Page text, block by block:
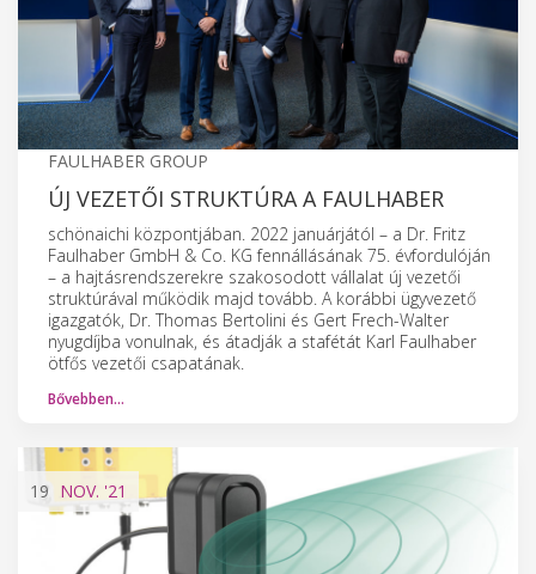
FAULHABER GROUP
ÚJ VEZETŐI STRUKTÚRA A FAULHABER
schönaichi központjában. 2022 januárjától – a Dr. Fritz
Faulhaber GmbH & Co. KG fennállásának 75. évfordulóján
– a hajtásrendszerekre szakosodott vállalat új vezetői
struktúrával működik majd tovább. A korábbi ügyvezető
igazgatók, Dr. Thomas Bertolini és Gert Frech-Walter
nyugdíjba vonulnak, és átadják a stafétát Karl Faulhaber
ötfős vezetői csapatának.
Bővebben…
19 NOV. '21